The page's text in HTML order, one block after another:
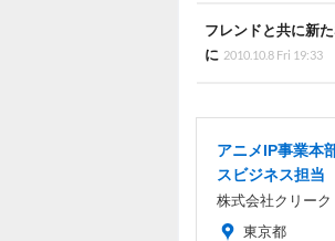
フレンドと共に新
に 2010.10.8 Fri 19:33
アニメIP事業本
スビジネス担当
株式会社クリー
東京都